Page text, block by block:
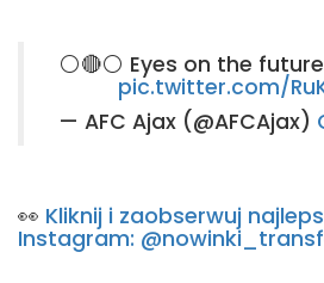
⚪️🔴⚪️ Eyes on the
pic.twitter.com/
— AFC Ajax (@AFCAjax)
👀 Kliknij i zaobserwuj
Instagram: